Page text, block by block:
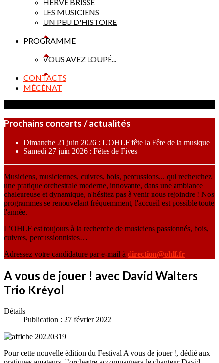
HERVÉ BRISSE
LES MUSICIENS
UN PEU D'HISTOIRE
PROGRAMME
VOUS AVEZ LOUPÉ...
CONTACTS
MÉCÉNAT
Prochains concerts / actualités
Dimanche 21 juin 2026 : L'OHLF fête la Fête de la musique
Samedi 27 juin 2026 : Fêtes de Fives
Musiciens, musiciennes, cuivres, bois, percussions... qui recherchez
une pratique orchestrale moderne, innovante, dans une ambiance
chaleureuse et dynamique, n'hésitez pas à venir nous rejoindre ! Nos
programmes se renouvelant fréquemment, l'accueil est possible toute
l'année.
L’OHLF est toujours à la recherche de musiciens passionnés, bois,
cuivres, percussionnistes…
Adressez votre candidature par e-mail à direction@ohlf.fr
A vous de jouer ! avec David Walters
Trio Kréyol
Détails
Publication : 27 février 2022
Pour cette nouvelle édition du Festival A vous de jouer !, dédié aux